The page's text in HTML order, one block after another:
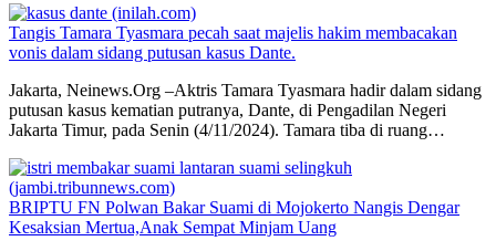
Tangis Tamara Tyasmara pecah saat majelis hakim membacakan
vonis dalam sidang putusan kasus Dante.
Jakarta, Neinews.Org –Aktris Tamara Tyasmara hadir dalam sidang
putusan kasus kematian putranya, Dante, di Pengadilan Negeri
Jakarta Timur, pada Senin (4/11/2024). Tamara tiba di ruang…
BRIPTU FN Polwan Bakar Suami di Mojokerto Nangis Dengar
Kesaksian Mertua,Anak Sempat Minjam Uang